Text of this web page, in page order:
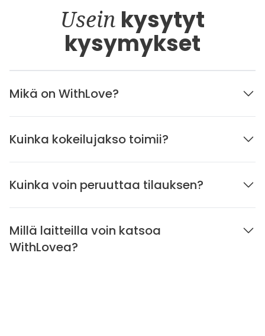
Usein kysytyt
kysymykset
Mikä on WithLove?
Kuinka kokeilujakso toimii?
Kuinka voin peruuttaa tilauksen?
Millä laitteilla voin katsoa
WithLovea?